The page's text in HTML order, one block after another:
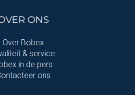
ONS
Over Bobex
& service
in de pers
ons